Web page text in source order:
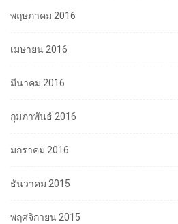
พฤษภาคม 2016
เมษายน 2016
มีนาคม 2016
กุมภาพันธ์ 2016
มกราคม 2016
ธันวาคม 2015
พฤศจิกายน 2015